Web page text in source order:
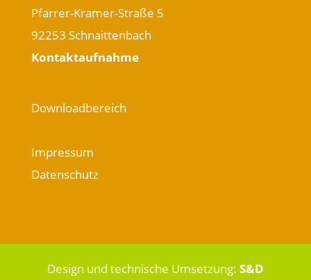
Pfarrer-Kramer-Straße 5
92253 Schnaittenbach
Kontaktaufnahme
Downloadbereich
Impressum
Datenschutz
Design und technische Umsetzung: S&D